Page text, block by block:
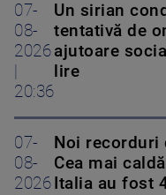
07-
08-
2026
20:36
Un sirian
tentativă de
ajutoare
lire
07-
08-
2026
Noi recorduri
Cea mai
Italia au fost